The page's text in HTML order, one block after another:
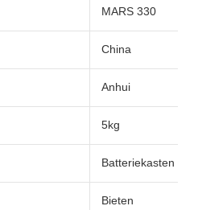
MARS 330
China
Anhui
5kg
Batteriekasten
Bieten